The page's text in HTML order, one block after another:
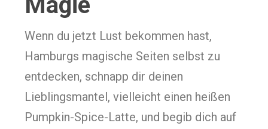
Wenn du jetzt Lust bekommen hast,
Hamburgs magische Seiten selbst zu
entdecken, schnapp dir deinen
Lieblingsmantel, vielleicht einen heißen
Pumpkin-Spice-Latte, und begib dich auf